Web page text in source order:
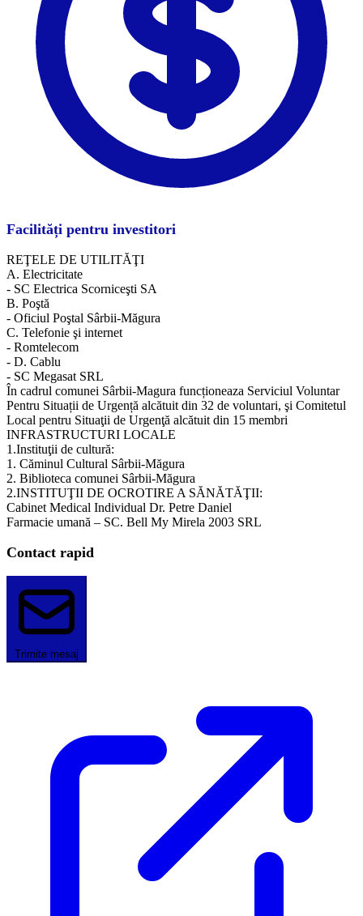
Facilități pentru investitori
REŢELE DE UTILITĂŢI
A. Electricitate
- SC Electrica Scorniceşti SA
B. Poştă
- Oficiul Poştal Sârbii-Măgura
C. Telefonie şi internet
- Romtelecom
- D. Cablu
- SC Megasat SRL
În cadrul comunei Sârbii-Magura funcționeaza Serviciul Voluntar
Pentru Situații de Urgență alcătuit din 32 de voluntari, şi Comitetul
Local pentru Situaţii de Urgenţă alcătuit din 15 membri
INFRASTRUCTURI LOCALE
1.Instituţii de cultură:
1. Căminul Cultural Sârbii-Măgura
2. Biblioteca comunei Sârbii-Măgura
2.INSTITUŢII DE OCROTIRE A SĂNĂTĂŢII:
Cabinet Medical Individual Dr. Petre Daniel
Farmacie umană – SC. Bell My Mirela 2003 SRL
Contact rapid
Trimite mesaj